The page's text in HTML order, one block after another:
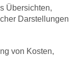
Übersichten,
Darstellungen
von Kosten,